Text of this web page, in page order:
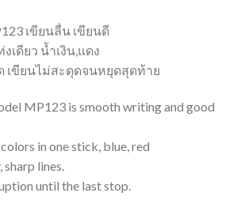
เขียนลื่น เขียนดี
เดียว น้ำเงิน,แดง
เขียนไม่สะดุดจนหยุดสุดท้าย
MP123 is smooth writing and good
in one stick, blue, red
lines.
until the last stop.